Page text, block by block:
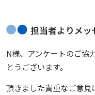
担当者よりメッ
N様、アンケートのご協
とうございます。
頂きました貴重なご意